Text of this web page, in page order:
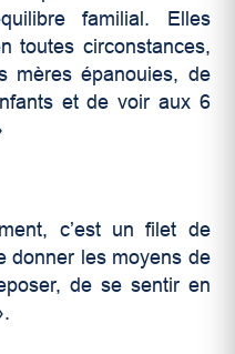
familial. Elles
toutes circonstances,
mères épanouies, de
et de voir aux 6
c’est un filet de
donner les moyens de
de se sentir en